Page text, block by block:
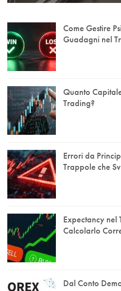
Come Gestire
Guadagni nel
Quanto
Trading?
Errori da
Trappole che
Expectancy nel
Calcolarlo
Dal Conto